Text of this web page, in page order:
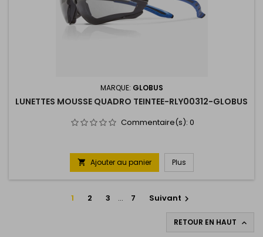
MARQUE: GLOBUS
LUNETTES MOUSSE QUADRO TEINTEE-RLY00312-GLOBUS
Commentaire(s): 0
 Ajouter au panier Plus
1 2 3 … 7 Suivant 
RETOUR EN HAUT 